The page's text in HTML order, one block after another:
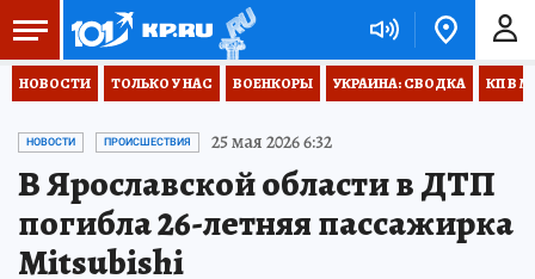
НОВОСТИ ТОЛЬКО У НАС ВОЕНКОРЫ УКРАИНА: СВОДКА КП В
НОВОСТИ ПРОИСШЕСТВИЯ 25 мая 2026 6:32
В Ярославской области в ДТП
погибла 26-летняя пассажирка
Mitsubishi